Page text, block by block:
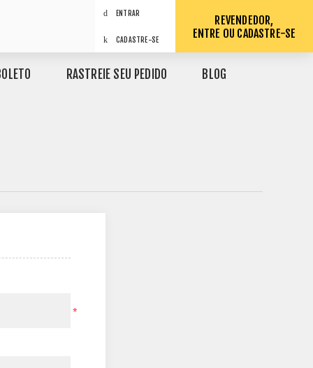
ENTRAR
CADASTRE-SE
REVENDEDOR,
ENTRE OU CADASTRE-SE
RASTREIE SEU PEDIDO BLOG
*